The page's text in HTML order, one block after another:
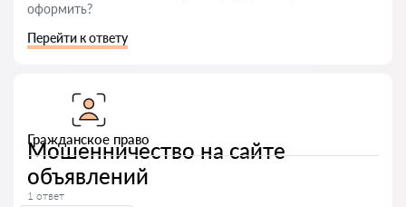
оформить?
Перейти к ответу
Гражданское право
Мошенничество на сайте
объявлений
1 ответ